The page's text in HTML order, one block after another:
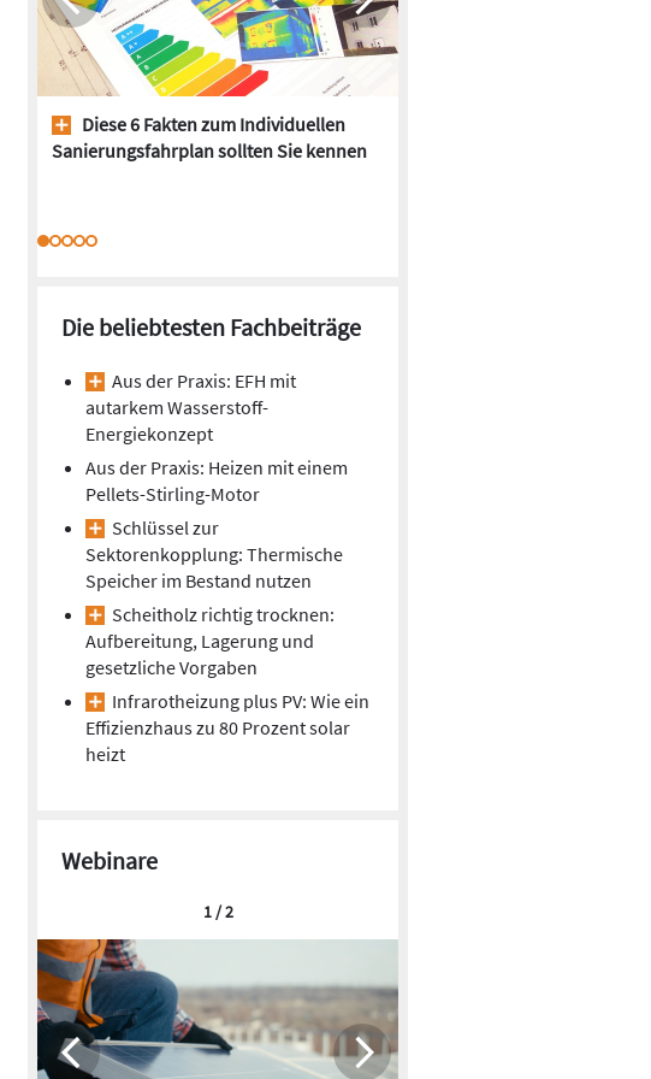
Diese 6 Fakten zum Individuellen
Sanierungsfahrplan sollten Sie kennen
Die beliebtesten Fachbeiträge
Aus der Praxis: EFH mit
autarkem Wasserstoff-
Energiekonzept
Aus der Praxis: Heizen mit einem
Pellets-Stirling-Motor
Schlüssel zur
Sektorenkopplung: Thermische
Speicher im Bestand nutzen
Scheitholz richtig trocknen:
Aufbereitung, Lagerung und
gesetzliche Vorgaben
Infrarotheizung plus PV: Wie ein
Effizienzhaus zu 80 Prozent solar
heizt
Webinare
1 / 2